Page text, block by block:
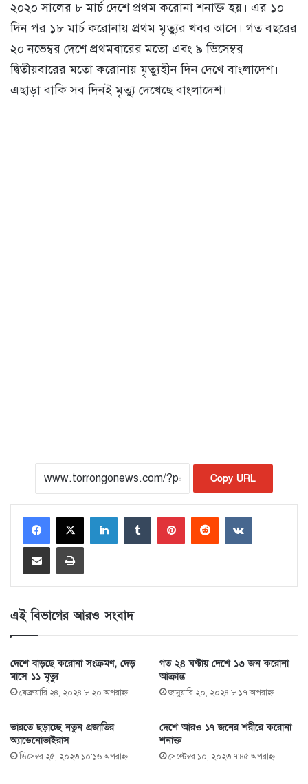
২০২০ সালের ৮ মার্চ দেশে প্রথম করোনা শনাক্ত হয়। এর ১০
দিন পর ১৮ মার্চ করোনায় প্রথম মৃত্যুর খবর আসে। গত বছরের
২০ নভেম্বর দেশে প্রথমবারের মতো এবং ৯ ডিসেম্বর
দ্বিতীয়বারের মতো করোনায় মৃত্যুহীন দিন দেখে বাংলাদেশ।
এছাড়া বাকি সব দিনই মৃত্যু দেখেছে বাংলাদেশ।
Copy URL
LinkedIn
এই বিভাগের আরও সংবাদ
দেশে বাড়ছে করোনা সংক্রমণ, দেড়
মাসে ১১ মৃত্যু
ফেব্রুয়ারি ২৪, ২০২৪ ৮:২০ অপরাহ্ণ
গত ২৪ ঘণ্টায় দেশে ১৩ জন করোনা
আক্রান্ত
জানুয়ারি ২০, ২০২৪ ৮:১৭ অপরাহ্ণ
ভারতে ছড়াচ্ছে নতুন প্রজাতির
অ্যাডেনোভাইরাস
ডিসেম্বর ২৫, ২০২৩ ১০:১৬ অপরাহ্ণ
দেশে আরও ১৭ জনের শরীরে করোনা
শনাক্ত
সেপ্টেম্বর ১০, ২০২৩ ৭:৪৫ অপরাহ্ণ